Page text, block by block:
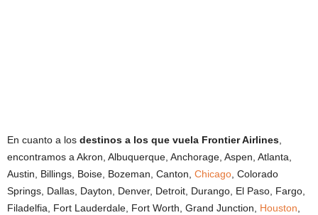
En cuanto a los destinos a los que vuela Frontier Airlines,
encontramos a Akron, Albuquerque, Anchorage, Aspen, Atlanta,
Austin, Billings, Boise, Bozeman, Canton, Chicago, Colorado
Springs, Dallas, Dayton, Denver, Detroit, Durango, El Paso, Fargo,
Filadelfia, Fort Lauderdale, Fort Worth, Grand Junction, Houston,